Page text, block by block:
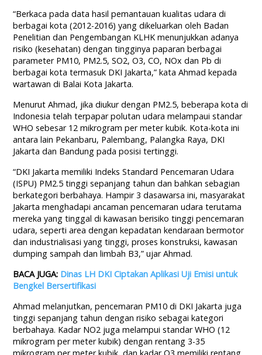
“Berkaca pada data hasil pemantauan kualitas udara di
berbagai kota (2012-2016) yang dikeluarkan oleh Badan
Penelitian dan Pengembangan KLHK menunjukkan adanya
risiko (kesehatan) dengan tingginya paparan berbagai
parameter PM10, PM2.5, SO2, O3, CO, NOx dan Pb di
berbagai kota termasuk DKI Jakarta,” kata Ahmad kepada
wartawan di Balai Kota Jakarta.
Menurut Ahmad, jika diukur dengan PM2.5, beberapa kota di
Indonesia telah terpapar polutan udara melampaui standar
WHO sebesar 12 mikrogram per meter kubik. Kota-kota ini
antara lain Pekanbaru, Palembang, Palangka Raya, DKI
Jakarta dan Bandung pada posisi tertinggi.
“DKI Jakarta memiliki Indeks Standard Pencemaran Udara
(ISPU) PM2.5 tinggi sepanjang tahun dan bahkan sebagian
berkategori berbahaya. Hampir 3 dasawarsa ini, masyarakat
Jakarta menghadapi ancaman pencemaran udara terutama
mereka yang tinggal di kawasan berisiko tinggi pencemaran
udara, seperti area dengan kepadatan kendaraan bermotor
dan industrialisasi yang tinggi, proses konstruksi, kawasan
dumping sampah dan limbah B3,” ujar Ahmad.
BACA JUGA: Dinas LH DKI Ciptakan Aplikasi Uji Emisi untuk
Bengkel Bersertifikasi
Ahmad melanjutkan, pencemaran PM10 di DKI Jakarta juga
tinggi sepanjang tahun dengan risiko sebagai kategori
berbahaya. Kadar NO2 juga melampui standar WHO (12
mikrogram per meter kubik) dengan rentang 3-35